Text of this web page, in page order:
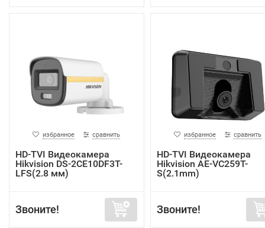
избранное сравнить
HD-TVI Видеокамера
Hikvision DS-2CE10DF3T-
LFS(2.8 мм)
Звоните!
избранное сравнить
HD-TVI Видеокамера
Hikvision AE-VC259T-
S(2.1mm)
Звоните!